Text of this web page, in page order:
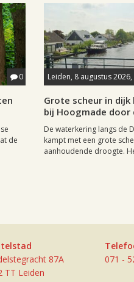
0
de
Leiden, 8 augustus
Grote scheur in dijk
bij Hoogmade
De waterkering langs de
kampt met een grote
aanhoudende droogte.
87A
TT Leiden
071 -